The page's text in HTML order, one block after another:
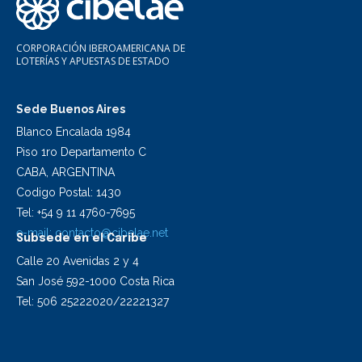
CORPORACIÓN IBEROAMERICANA DE
LOTERÍAS Y APUESTAS DE ESTADO
Sede Buenos Aires
Blanco Encalada 1984
Piso 1ro Departamento C
CABA, ARGENTINA
Codigo Postal: 1430
Tel: +54 9 11 4760-7695
e-mail: contacto@cibelae.net
Subsede en el Caribe
Calle 20 Avenidas 2 y 4
San José 592-1000 Costa Rica
Tel: 506 25222020/22221327